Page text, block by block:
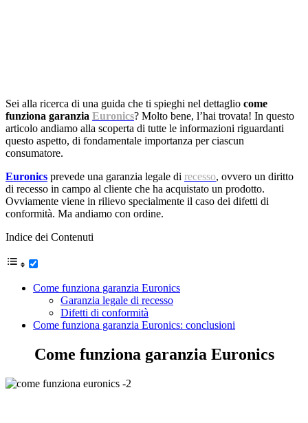
Sei alla ricerca di una guida che ti spieghi nel dettaglio come
funziona garanzia Euronics? Molto bene, l’hai trovata! In questo
articolo andiamo alla scoperta di tutte le informazioni riguardanti
questo aspetto, di fondamentale importanza per ciascun
consumatore.
Euronics prevede una garanzia legale di recesso, ovvero un diritto
di recesso in campo al cliente che ha acquistato un prodotto.
Ovviamente viene in rilievo specialmente il caso dei difetti di
conformità. Ma andiamo con ordine.
Indice dei Contenuti
Come funziona garanzia Euronics
Garanzia legale di recesso
Difetti di conformità
Come funziona garanzia Euronics: conclusioni
Come funziona garanzia Euronics